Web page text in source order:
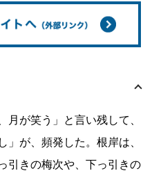
月が笑う」と言い残して、
」が、頻発した。根岸は、
引きの梅次や、下っ引きの